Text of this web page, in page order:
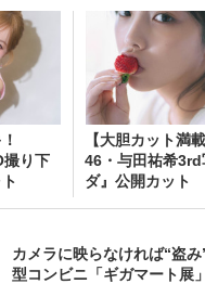
撮り下
【大胆カット満
46・与田祐希
ダ』公開カット
カメラに映らなければ“盗
型コンビニ「ギガマート展